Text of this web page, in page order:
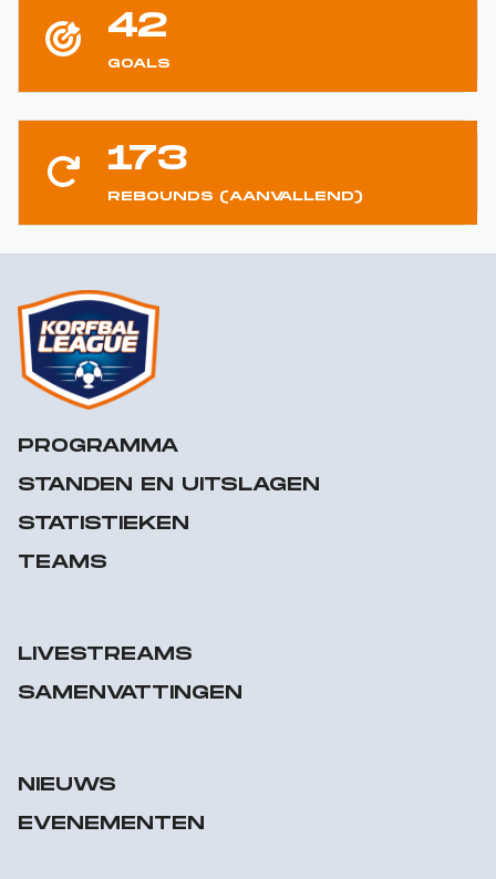
42
GOALS
173
REBOUNDS (AANVALLEND)
PROGRAMMA
STANDEN EN UITSLAGEN
STATISTIEKEN
TEAMS
LIVESTREAMS
SAMENVATTINGEN
NIEUWS
EVENEMENTEN